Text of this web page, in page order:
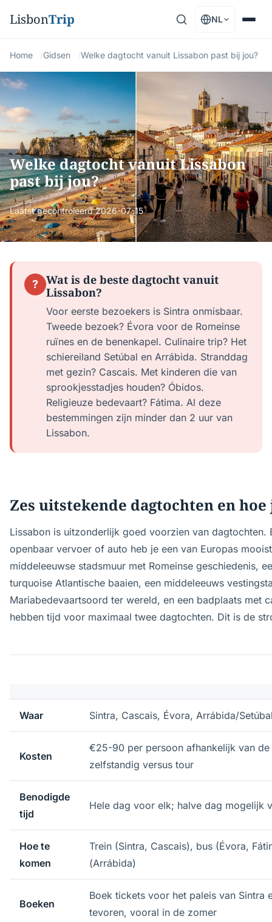
LisbonTrip NL
Home Gidsen Welke dagtocht vanuit Lissabon past bij jou?
Welke dagtocht vanuit Lissabon
past bij jou?
Laatst gecontroleerd2026-07-15
?
Wat is de beste dagtocht vanuit
Lissabon?
Voor eerste bezoekers is Sintra onmisbaar.
Tweede bezoek? Évora voor de Romeinse
ruïnes en de benenkapel. Culinaire trip? Het
schiereiland Setúbal en Arrábida. Stranddag
met gezin? Cascais. Met kinderen die van
sprookjesstadjes houden? Óbidos.
Religieuze bedevaart? Fátima. Al deze
bestemmingen zijn minder dan 2 uur van
Lissabon.
Zes uitstekende dagtochten en
Lissabon is uitzonderlijk goed voorzien van dagtochten.
openbaar vervoer of auto heb je een van Europas
middeleeuwse stadsmuur met Romeinse geschiedenis,
turquoise Atlantische baaien, een middeleeuws
Mariabedevaartsoord ter wereld, en een badplaats met
hebben tijd voor maximaal twee dagtochten. Dit is de
Waar Sintra, Cascais, Évora, Arrábida/
Kosten
€25-90 per persoon afhankelijk van de
zelfstandig versus tour
Benodigde
tijd
Hele dag voor elk; halve dag mogelijk
Hoe te
komen
Trein (Sintra, Cascais), bus (Évora,
(Arrábida)
Boeken
Boek tickets voor het paleis van Sintra
tevoren, vooral in de zomer